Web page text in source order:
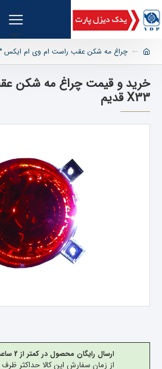
چراغ مه شکن عقب راست ام وی ام ایکس 33 قدیم
خرید و قیمت چراغ مه شکن
X33 قدیم
ارسال رایگان محصول در کمتر از 2 ساعت